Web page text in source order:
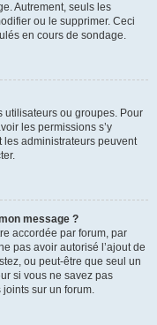
Autrement, seuls les
ou le supprimer. Ceci
en cours de sondage.
utilisateurs ou groupes. Pour
les permissions s’y
les administrateurs peuvent
message ?
accordée par forum, par
pas avoir autorisé l’ajout de
ou peut-être que seul un
si vous ne savez pas
sur un forum.